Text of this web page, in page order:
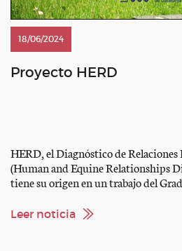
18/06/2024
Proyecto HERD
HERD, el Diagnóstico de
(Human and Equine Relationships
tiene su origen en un trabajo del
Closas Compte, cuyo propósito es
Leer noticia